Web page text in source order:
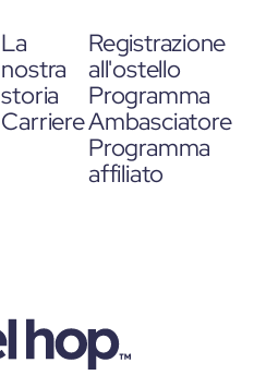
La
nostra
storia
Carriere
Registrazione
all'ostello
Programma
Ambasciatore
Programma
affiliato